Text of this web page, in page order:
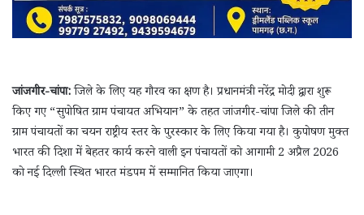
जांजगीर-चांपा:जिले के लिए यह गौरव का क्षण है। प्रधानमंत्री नरेंद्र मोदी द्वारा शुरू
किए गए “सुपोषित ग्राम पंचायत अभियान” के तहत जांजगीर-चांपा जिले की तीन
ग्राम पंचायतों का चयन राष्ट्रीय स्तर के पुरस्कार के लिए किया गया है। कुपोषण मुक्त
भारत की दिशा में बेहतर कार्य करने वाली इन पंचायतों को आगामी 2 अप्रैल 2026
को नई दिल्ली स्थित भारत मंडपम में सम्मानित किया जाएगा।